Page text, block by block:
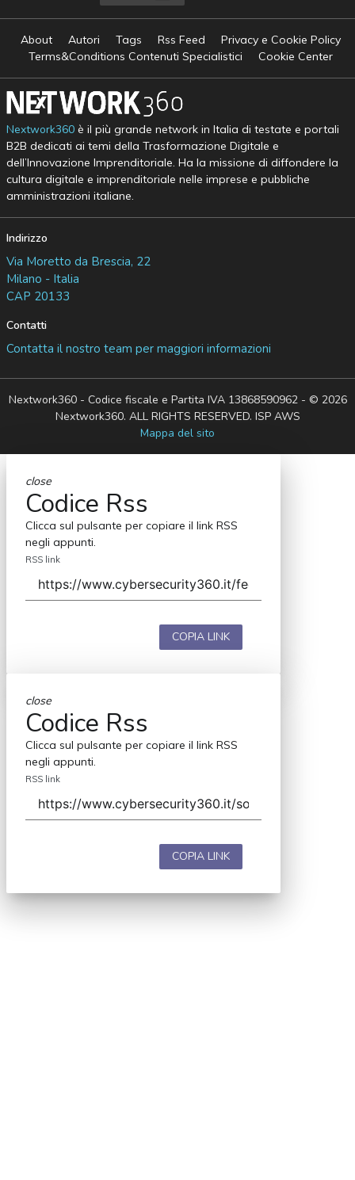
About Autori Tags Rss Feed
Privacy e Cookie Policy
Terms&Conditions Contenuti Specialistici
Cookie Center
Nextwork360è il più grande network in Italia di testate e portali
B2B dedicati ai temi della Trasformazione Digitale e
dell’Innovazione Imprenditoriale. Ha la missione di diffondere la
cultura digitale e imprenditoriale nelle imprese e pubbliche
amministrazioni italiane.
Indirizzo
Via Moretto da Brescia, 22
Milano - Italia
CAP 20133
Contatti
Contatta il nostro team per maggiori informazioni
Nextwork360 - Codice fiscale e Partita IVA 13868590962 - © 2026
Nextwork360. ALL RIGHTS RESERVED. ISP AWS
Mappa del sito
close
Codice Rss
Clicca sul pulsante per copiare il link RSS
negli appunti.
RSS link
COPIA LINK
close
Codice Rss
Clicca sul pulsante per copiare il link RSS
negli appunti.
RSS link
COPIA LINK